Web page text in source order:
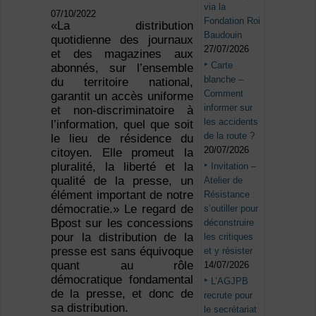
07/10/2022
«La distribution
quotidienne des journaux
et des magazines aux
abonnés, sur l’ensemble
du territoire national,
garantit un accès uniforme
et non-discriminatoire à
l’information, quel que soit
le lieu de résidence du
citoyen. Elle promeut la
pluralité, la liberté et la
qualité de la presse, un
élément important de notre
démocratie.» Le regard de
Bpost sur les concessions
pour la distribution de la
presse est sans équivoque
quant au rôle
démocratique fondamental
de la presse, et donc de
sa distribution.
via la
Fondation Roi
Baudouin
27/07/2026
Carte
blanche –
Comment
informer sur
les accidents
de la route ?
20/07/2026
Invitation –
Atelier de
Résistance :
s’outiller pour
déconstruire
les critiques
et y résister
14/07/2026
L’AGJPB
recrute pour
le secrétariat